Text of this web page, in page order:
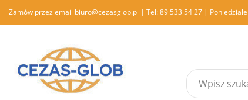
Zamów przez email biuro@cezasglob.pl | Tel:89 533 54 27 |